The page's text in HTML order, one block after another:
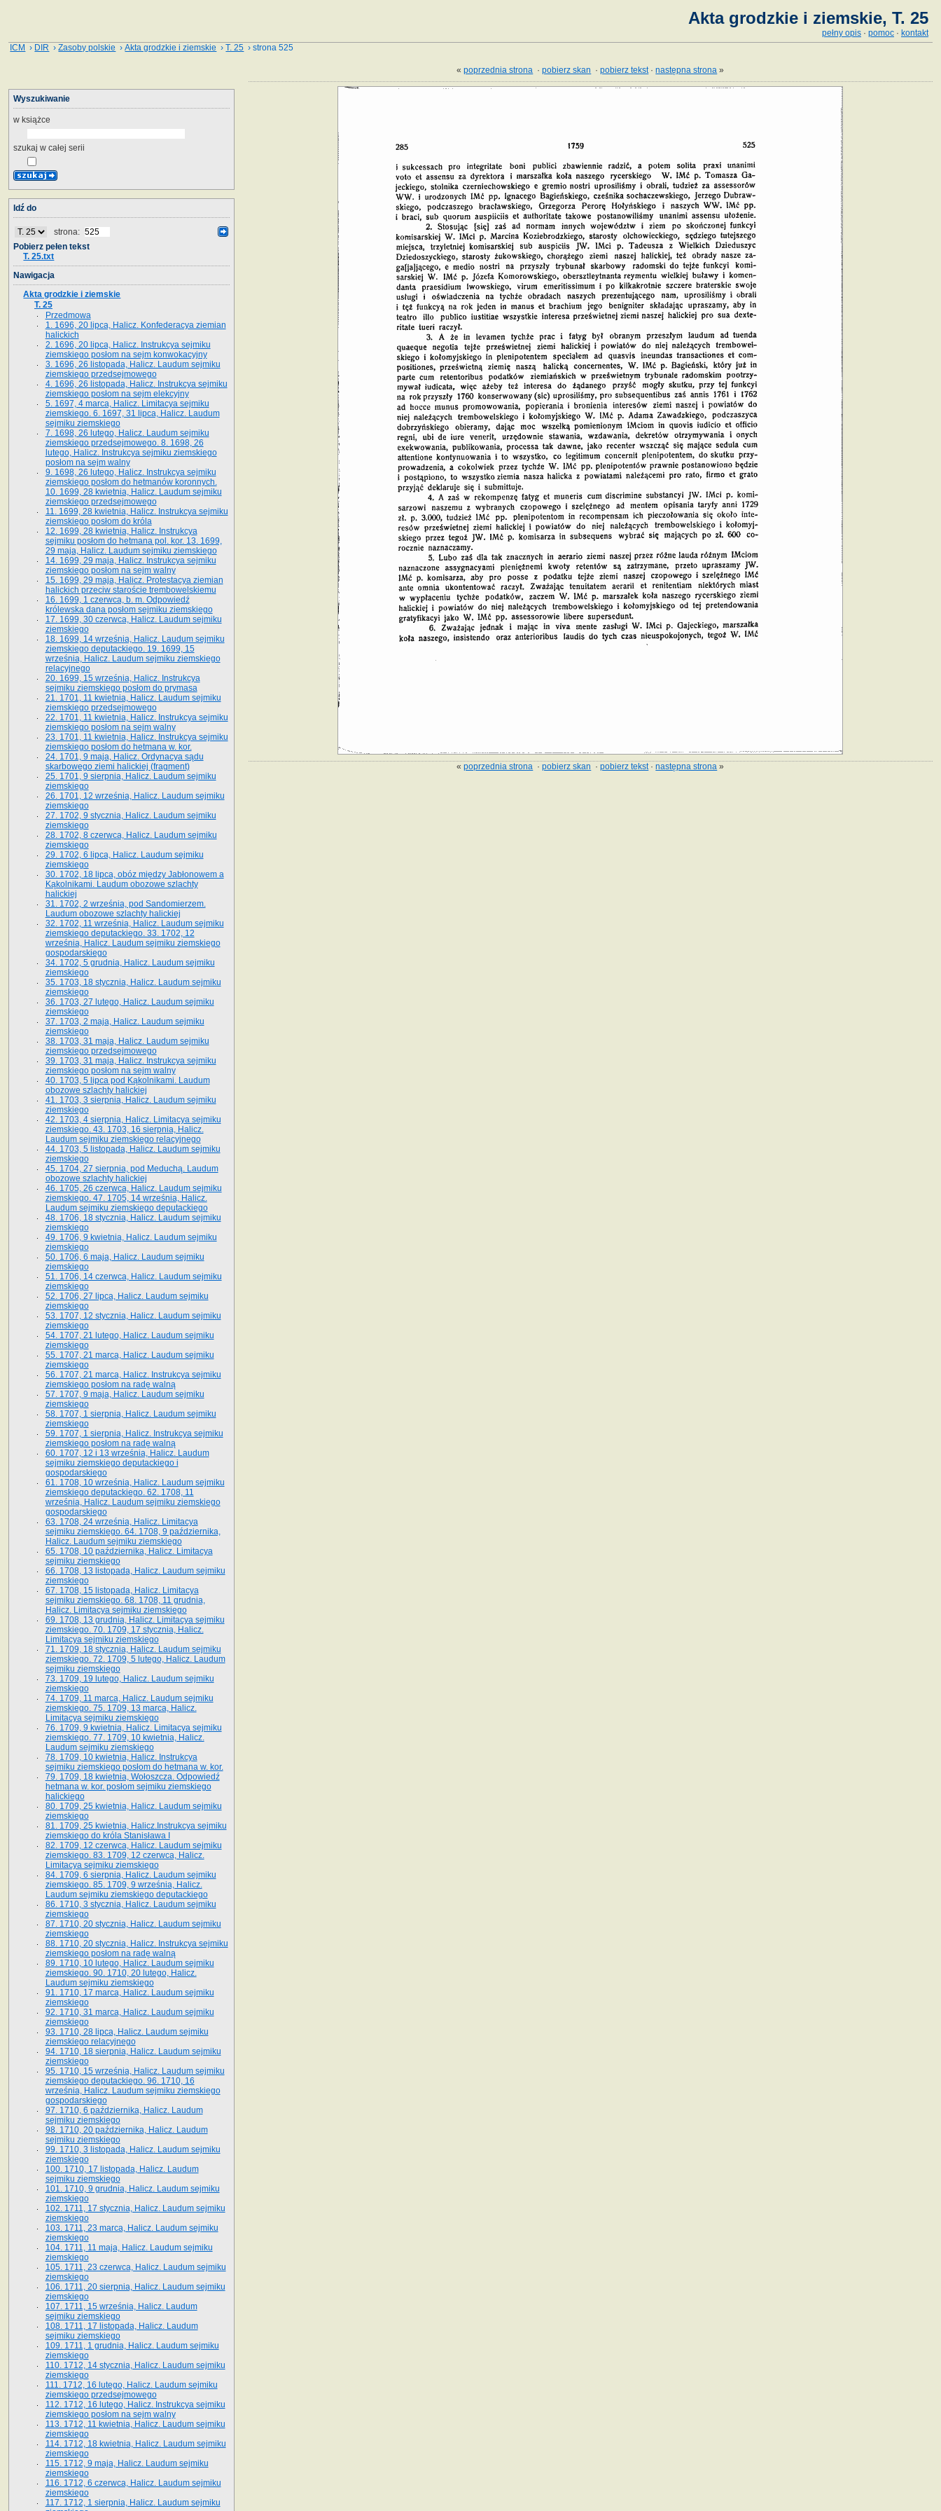
Akta grodzkie i ziemskie, T. 25
pełny opis · pomoc · kontakt
ICM › DIR ›Zasoby polskie ›Akta grodzkie i ziemskie ›T. 25 › strona 525
«poprzednia strona ·pobierz skan ·pobierz tekst·następna strona »
«poprzednia strona ·pobierz skan ·pobierz tekst·następna strona »
Wyszukiwanie
w książce
szukaj w całej serii
Idź do
strona:
Pobierz pełen tekst
T. 25.txt
Nawigacja
Akta grodzkie i ziemskie
T. 25
Przedmowa
1. 1696, 20 lipca, Halicz. Konfederacya ziemian
halickich
2. 1696, 20 lipca, Halicz. Instrukcya sejmiku
ziemskiego posłom na sejm konwokacyjny
3. 1696, 26 listopada, Halicz. Laudum sejmiku
ziemskiego przedsejmowego
4. 1696, 26 listopada, Halicz. Instrukcya sejmiku
ziemskiego posłom na sejm elekcyjny
5. 1697, 4 marca, Halicz. Limitacya sejmiku
ziemskiego. 6. 1697, 31 lipca, Halicz. Laudum
sejmiku ziemskiego
7. 1698, 26 lutego, Halicz. Laudum sejmiku
ziemskiego przedsejmowego. 8. 1698, 26
lutego, Halicz. Instrukcya sejmiku ziemskiego
posłom na sejm walny
9. 1698, 26 lutego, Halicz. Instrukcya sejmiku
ziemskiego posłom do hetmanów koronnych.
10. 1699, 28 kwietnia, Halicz. Laudum sejmiku
ziemskiego przedsejmowego
11. 1699, 28 kwietnia, Halicz. Instrukcya sejmiku
ziemskiego posłom do króla
12. 1699, 28 kwietnia, Halicz. Instrukcya
sejmiku posłom do hetmana pol. kor. 13. 1699,
29 maja, Halicz. Laudum sejmiku ziemskiego
14. 1699, 29 maja, Halicz. Instrukcya sejmiku
ziemskiego posłom na sejm walny
15. 1699, 29 maja, Halicz. Protestacya ziemian
halickich przeciw staroście trembowelskiemu
16. 1699, 1 czerwca, b. m. Odpowiedź
królewska dana posłom sejmiku ziemskiego
17. 1699, 30 czerwca, Halicz. Laudum sejmiku
ziemskiego
18. 1699, 14 września, Halicz. Laudum sejmiku
ziemskiego deputackiego. 19. 1699, 15
września, Halicz. Laudum sejmiku ziemskiego
relacyjnego
20. 1699, 15 września, Halicz. Instrukcya
sejmiku ziemskiego posłom do prymasa
21. 1701, 11 kwietnia, Halicz. Laudum sejmiku
ziemskiego przedsejmowego
22. 1701, 11 kwietnia, Halicz. Instrukcya sejmiku
ziemskiego posłom na sejm walny
23. 1701, 11 kwietnia, Halicz. Instrukcya sejmiku
ziemskiego posłom do hetmana w. kor.
24. 1701, 9 maja, Halicz. Ordynacya sądu
skarbowego ziemi halickiej (fragment)
25. 1701, 9 sierpnia, Halicz. Laudum sejmiku
ziemskiego
26. 1701, 12 września, Halicz. Laudum sejmiku
ziemskiego
27. 1702, 9 stycznia, Halicz. Laudum sejmiku
ziemskiego
28. 1702, 8 czerwca, Halicz. Laudum sejmiku
ziemskiego
29. 1702, 6 lipca, Halicz. Laudum sejmiku
ziemskiego
30. 1702, 18 lipca, obóz między Jabłonowem a
Kąkolnikami. Laudum obozowe szlachty
halickiej
31. 1702, 2 września, pod Sandomierzem.
Laudum obozowe szlachty halickiej
32. 1702, 11 września, Halicz. Laudum sejmiku
ziemskiego deputackiego. 33. 1702, 12
września, Halicz. Laudum sejmiku ziemskiego
gospodarskiego
34. 1702, 5 grudnia, Halicz. Laudum sejmiku
ziemskiego
35. 1703, 18 stycznia, Halicz. Laudum sejmiku
ziemskiego
36. 1703, 27 lutego, Halicz. Laudum sejmiku
ziemskiego
37. 1703, 2 maja, Halicz. Laudum sejmiku
ziemskiego
38. 1703, 31 maja, Halicz. Laudum sejmiku
ziemskiego przedsejmowego
39. 1703, 31 maja, Halicz. Instrukcya sejmiku
ziemskiego posłom na sejm walny
40. 1703, 5 lipca pod Kąkolnikami. Laudum
obozowe szlachty halickiej
41­. 1703, 3 sierpnia, Halicz. Laudum sejmiku
ziemskiego
42. 1703, 4 sierpnia, Halicz. Limitacya sejmiku
ziemskiego. 43. 1703, 16 sierpnia, Halicz.
Laudum sejmiku ziemskiego relacyjnego
44. 1703, 5 listopada, Halicz. Laudum sejmiku
ziemskiego
45. 1704, 27 sierpnia, pod Meduchą. Laudum
obozowe szlachty halickiej
46. 1705, 26 czerwca, Halicz. Laudum sejmiku
ziemskiego. 47. 1705, 14 września, Halicz.
Laudum sejmiku ziemskiego deputackiego
48. 1706, 18 stycznia, Halicz. Laudum sejmiku
ziemskiego
49. 1706, 9 kwietnia, Halicz. Laudum sejmiku
ziemskiego
50. 1706, 6 maja, Halicz. Laudum sejmiku
ziemskiego
51. 1706, 14 czerwca, Halicz. Laudum sejmiku
ziemskiego
52. 1706, 27 lipca, Halicz. Laudum sejmiku
ziemskiego
53. 1707, 12 stycznia, Halicz. Laudum sejmiku
ziemskiego
54. 1707, 21 lutego, Halicz. Laudum sejmiku
ziemskiego
55. 1707, 21 marca, Halicz. Laudum sejmiku
ziemskiego
56. 1707, 21 marca, Halicz. Instrukcya sejmiku
ziemskiego posłom na radę walną
57. 1707, 9 maja, Halicz. Laudum sejmiku
ziemskiego
58. 1707, 1 sierpnia, Halicz. Laudum sejmiku
ziemskiego
59. 1707, 1 sierpnia, Halicz. Instrukcya sejmiku
ziemskiego posłom na radę walną
60. 1707, 12 i 13 września, Halicz. Laudum
sejmiku ziemskiego deputackiego i
gospodarskiego
61. 1708, 10 września, Halicz. Laudum sejmiku
ziemskiego deputackiego. 62. 1708, 11
września, Halicz. Laudum sejmiku ziemskiego
gospodarskiego
63. 1708, 24 września, Halicz. Limitacya
sejmiku ziemskiego. 64. 1708, 9 października,
Halicz. Laudum sejmiku ziemskiego
65­. 1708, 10 października, Halicz. Limitacya
sejmiku ziemskiego
66. 1708, 13 listopada, Halicz. Laudum sejmiku
ziemskiego
67. 1708, 15 listopada, Halicz. Limitacya
sejmiku ziemskiego. 68. 1708, 11 grudnia,
Halicz. Limitacya sejmiku ziemskiego
69. 1708, 13 grudnia, Halicz. Limitacya sejmiku
ziemskiego. 70. 1709, 17 stycznia, Halicz.
Limitacya sejmiku ziemskiego
71. 1709, 18 stycznia, Halicz. Laudum sejmiku
ziemskiego. 72. 1709, 5 lutego, Halicz. Laudum
sejmiku ziemskiego
73. 1709, 19 lutego, Halicz. Laudum sejmiku
ziemskiego
74. 1709, 11 marca, Halicz. Laudum sejmiku
ziemskiego. 75. 1709, 13 marca, Halicz.
Limitacya sejmiku ziemskiego
76. 1709, 9 kwietnia, Halicz. Limitacya sejmiku
ziemskiego. 77. 1709, 10 kwietnia, Halicz.
Laudum sejmiku ziemskiego
78. 1709, 10 kwietnia, Halicz. Instrukcya
sejmiku ziemskiego posłom do hetmana w. kor.
79. 1709, 18 kwietnia, Wołoszcza. Odpowiedź
hetmana w. kor. posłom sejmiku ziemskiego
halickiego
80. 1709, 25 kwietnia, Halicz. Laudum sejmiku
ziemskiego
81. 1709, 25 kwietnia, Halicz.Instrukcya sejmiku
ziemskiego do króla Stanisława I
82. 1709, 12 czerwca, Halicz. Laudum sejmiku
ziemskiego. 83. 1709, 12 czerwca, Halicz.
Limitacya sejmiku ziemskiego
84. 1709, 6 sierpnia, Halicz. Laudum sejmiku
ziemskiego. 85. 1709, 9 września, Halicz.
Laudum sejmiku ziemskiego deputackiego
86. 1710, 3 stycznia, Halicz. Laudum sejmiku
ziemskiego
87. 1710, 20 stycznia, Halicz. Laudum sejmiku
ziemskiego
88. 1710, 20 stycznia, Halicz. Instrukcya sejmiku
ziemskiego posłom na radę walną
89. 1710, 10 lutego, Halicz. Laudum sejmiku
ziemskiego. 90. 1710, 20 lutego, Halicz.
Laudum sejmiku ziemskiego
91. 1710, 17 marca, Halicz. Laudum sejmiku
ziemskiego
92. 1710, 31 marca, Halicz. Laudum sejmiku
ziemskiego
93. 1710, 28 lipca, Halicz. Laudum sejmiku
ziemskiego relacyjnego
94. 1710, 18 sierpnia, Halicz. Laudum sejmiku
ziemskiego
95. 1710, 15 września, Halicz. Laudum sejmiku
ziemskiego deputackiego. 96. 1710, 16
września, Halicz. Laudum sejmiku ziemskiego
gospodarskiego
97. 1710, 6 października, Halicz. Laudum
sejmiku ziemskiego
98. 1710, 20 października, Halicz. Laudum
sejmiku ziemskiego
99. 1710, 3 listopada, Halicz. Laudum sejmiku
ziemskiego
100. 1710, 17 listopada, Halicz. Laudum
sejmiku ziemskiego
101. 1710, 9 grudnia, Halicz. Laudum sejmiku
ziemskiego
102. 1711, 17 stycznia, Halicz. Laudum sejmiku
ziemskiego
103. 1711, 23 marca, Halicz. Laudum sejmiku
ziemskiego
104. 1711, 11 maja, Halicz. Laudum sejmiku
ziemskiego
105. 1711, 23 czerwca, Halicz. Laudum sejmiku
ziemskiego
106. 1711, 20 sierpnia, Halicz. Laudum sejmiku
ziemskiego
107. 1711, 15 września, Halicz. Laudum
sejmiku ziemskiego
108. 1711, 17 listopada, Halicz. Laudum
sejmiku ziemskiego
109. 1711, 1 grudnia, Halicz. Laudum sejmiku
ziemskiego
110. 1712, 14 stycznia, Halicz. Laudum sejmiku
ziemskiego
111. 1712, 16 lutego, Halicz. Laudum sejmiku
ziemskiego przedsejmowego
112. 1712, 16 lutego, Halicz. Instrukcya sejmiku
ziemskiego posłom na sejm walny
113. 1712, 11 kwietnia, Halicz. Laudum sejmiku
ziemskiego
114. 1712, 18 kwietnia, Halicz. Laudum sejmiku
ziemskiego
115. 1712, 9 maja, Halicz. Laudum sejmiku
ziemskiego
116. 1712, 6 czerwca, Halicz. Laudum sejmiku
ziemskiego
117. 1712, 1 sierpnia, Halicz. Laudum sejmiku